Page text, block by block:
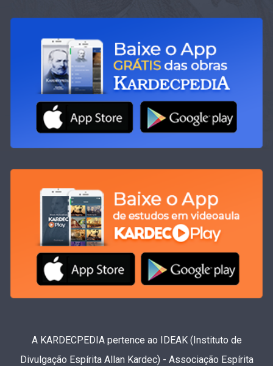
A KARDECPEDIA pertence ao IDEAK (Instituto de
Divulgação Espírita Allan Kardec) - Associação Espírita